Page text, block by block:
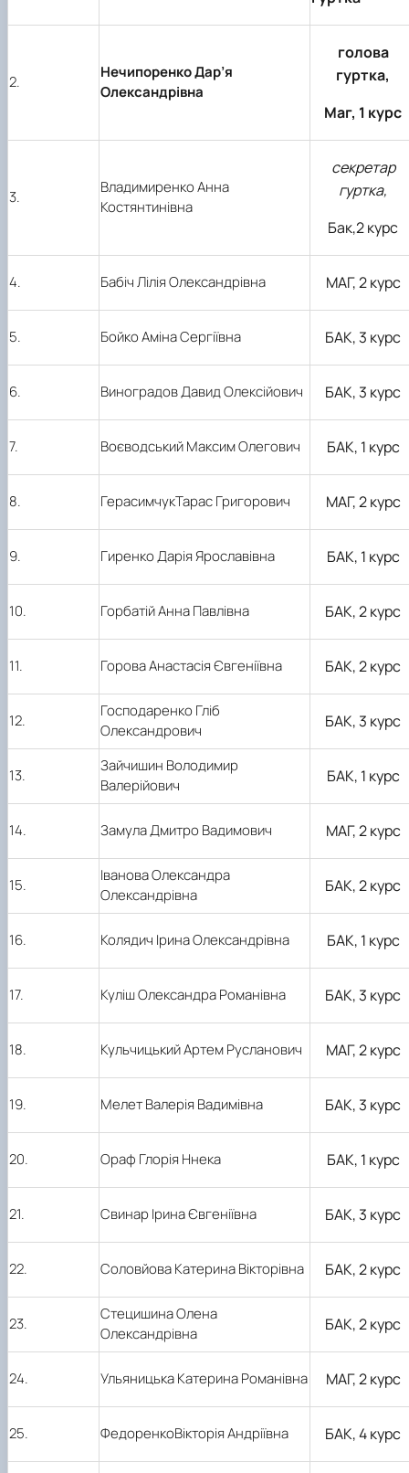
Презентація про роботу гуртка
Презентація про роботу гуртка
наукового гуртка «Туризм&Рекреація»
Звіт про роботу гуртка
Науковий доробок членів студентського
наукового гуртка "Туристичний візіонер"
Презентація про роботу гуртка
2.
Нечипоренко Дар’я
Олександрівна
голова
гуртка,
Маг, 1 курс
3.
Владимиренко Анна
Костянтинівна
секретар
гуртка,
Бак,2 курс
4. Бабіч Лілія Олександрівна МАГ, 2 курс
5. Бойко Аміна Сергіївна БАК, 3 курс
6. Виноградов Давид Олексійович БАК, 3 курс
7. Воєводський Максим Олегович БАК, 1 курс
8. ГерасимчукТарас Григорович МАГ, 2 курс
9. Гиренко Дарія Ярославівна БАК, 1 курс
10. Горбатій Анна Павлівна БАК, 2 курс
11. Горова Анастасія Євгеніївна БАК, 2 курс
12.
Господаренко Гліб
Олександрович
БАК, 3 курс
13.
Зайчишин Володимир
Валерійович
БАК, 1 курс
14. Замула Дмитро Вадимович МАГ, 2 курс
15.
Іванова Олександра
Олександрівна
БАК, 2 курс
16. Колядич Ірина Олександрівна БАК, 1 курс
17. Куліш Олександра Романівна БАК, 3 курс
18. Кульчицький Артем Русланович МАГ, 2 курс
19. Мелет Валерія Вадимівна БАК, 3 курс
20. Ораф Глорія Ннека БАК, 1 курс
21. Свинар Ірина Євгеніївна БАК, 3 курс
22. Соловйова Катерина Вікторівна БАК, 2 курс
23.
Стецишина Олена
Олександрівна
БАК, 2 курс
24. Ульяницька Катерина Романівна МАГ, 2 курс
25. ФедоренкоВікторія Андріївна БАК, 4 курс